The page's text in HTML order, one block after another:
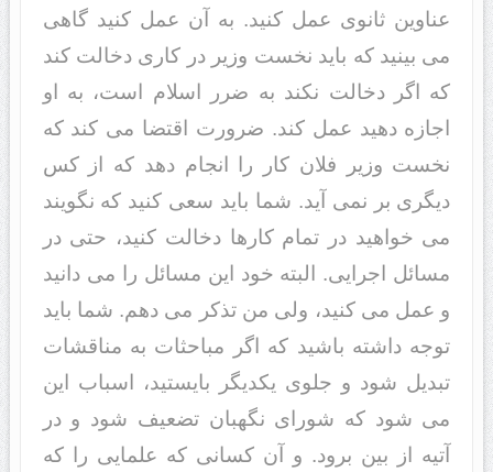
عناوین ثانوى عمل کنید. به آن عمل کنید گاهى
مى بینید که باید نخست وزیر در کارى دخالت کند
که اگر دخالت نکند به ضرر اسلام است، به او
اجازه دهید عمل کند. ضرورت اقتضا مى کند که
نخست وزیر فلان کار را انجام دهد که از کس
دیگرى بر نمى آید. شما باید سعى کنید که نگویند
مى خواهید در تمام کارها دخالت کنید، حتى در
مسائل اجرایى. البته خود این مسائل را مى دانید
و عمل مى کنید، ولى من تذکر مى دهم. شما باید
توجه داشته باشید که اگر مباحثات به مناقشات
تبدیل شود و جلوى یکدیگر بایستید، اسباب این
مى شود که شوراى نگهبان تضعیف شود و در
آتیه از بین برود. و آن کسانى که علمایى را که